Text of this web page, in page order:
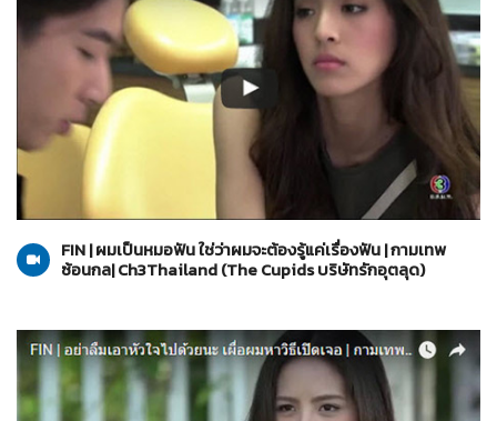
12-06-2560
The Cupids บริษัทรักอุตลุด
FIN | ผมเป็นหมอฟัน ใช่ว่าผมจะต้องรู้แค่เรื่องฟัน | กามเทพ
ซ้อนกล| Ch3Thailand (The Cupids บริษัทรักอุตลุด)